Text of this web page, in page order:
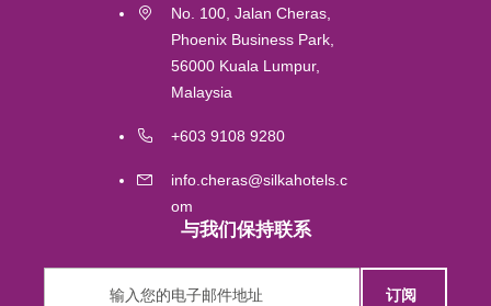
Labuan
Gold Coast
Melbourne
No. 100, Jalan Cheras,
Phoenix Business Park,
56000 Kuala Lumpur,
Malaysia
+603 9108 9280
info.cheras@silkahotels.c
om
与我们保持联系
订阅